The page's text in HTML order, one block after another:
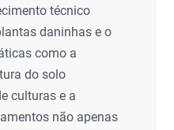
técnico
daninhas e o
como a
do solo
culturas e a
não apenas